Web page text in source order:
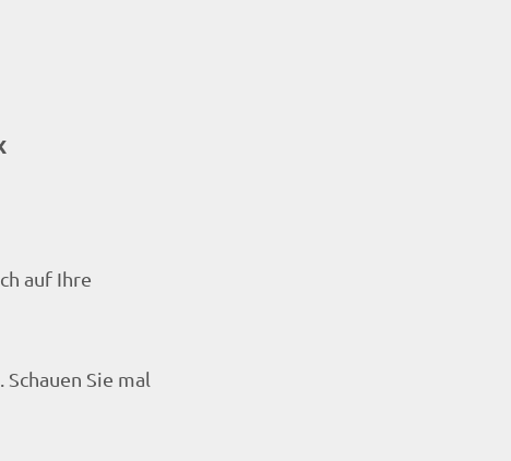
auf Ihre
Sie mal